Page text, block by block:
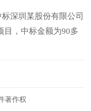
深圳某股份有限公司
目，中标金额为90多
著作权